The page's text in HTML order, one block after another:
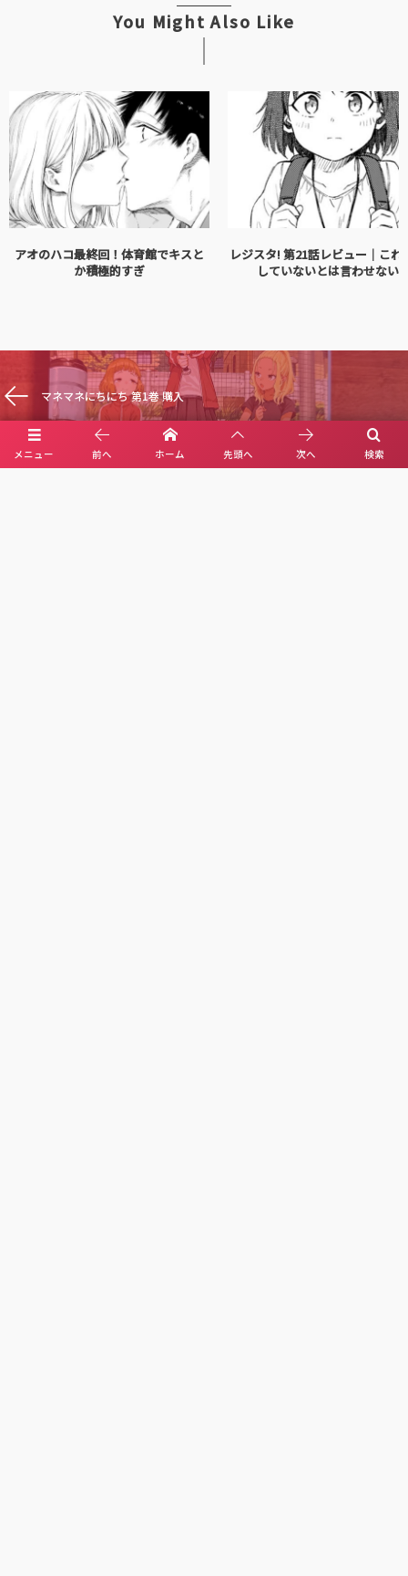
You Might Also Like
アオのハコ最終回！体育館でキスと
か積極的すぎ
レジスタ! 第21話レビュー｜これ
していないとは言わせない
マネマネにちにち 第1巻 購入
メニュー 検索
前へ ホーム 先頭へ 次へ